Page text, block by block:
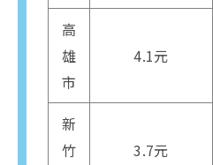
高
雄
市
4.1元
新
竹
3.7元